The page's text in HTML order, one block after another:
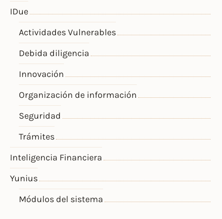
IDue
Actividades Vulnerables
Debida diligencia
Innovación
Organización de información
Seguridad
Trámites
Inteligencia Financiera
Yunius
Módulos del sistema